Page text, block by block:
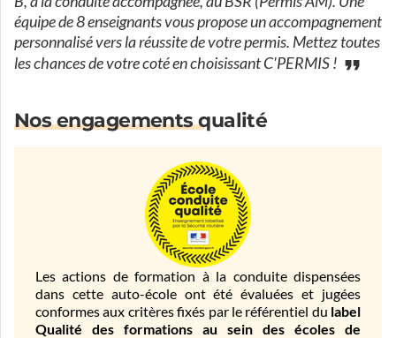
équipe de 8 enseignants vous propose un accompagnement
personnalisé vers la réussite de votre permis. Mettez toutes
les chances de votre coté en choisissant C'PERMIS !
Nos engagements qualité
Les actions de formation à la conduite dispensées
dans cette auto-école ont été évaluées et jugées
conformes aux critères fixés par le référentiel du label
Qualité des formations au sein des écoles de